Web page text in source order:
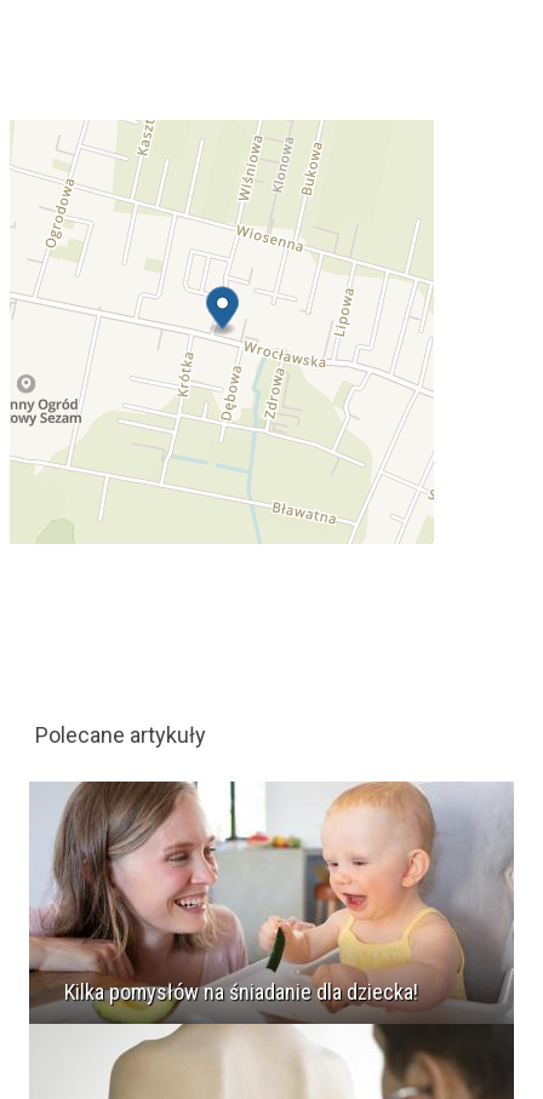
Polecane artykuły
Kilka pomysłów na śniadanie dla dziecka!